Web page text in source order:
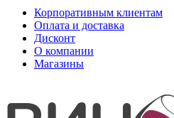
Корпоративным клиентам
Оплата и доставка
Дисконт
О компании
Магазины